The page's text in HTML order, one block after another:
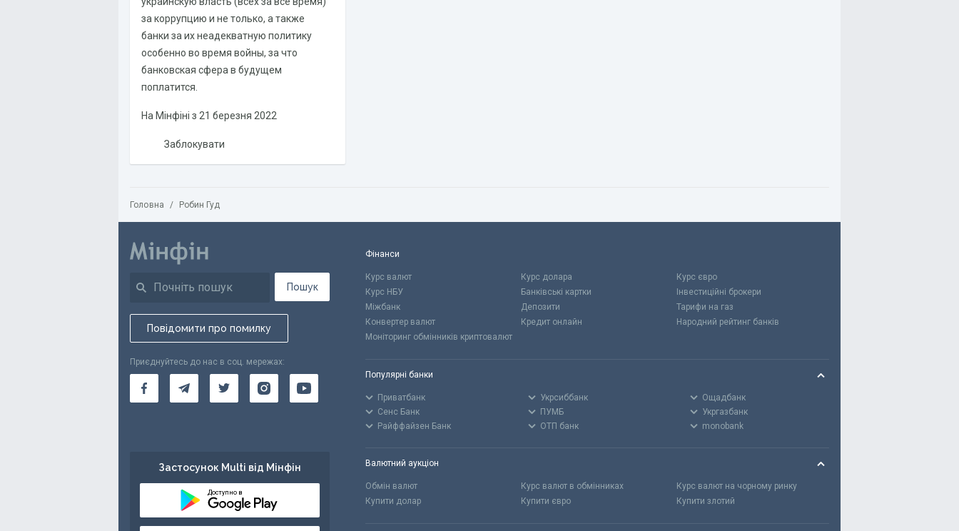
за коррупцию и не только, а также
банки за их неадекватную политику
особенно во время войны, за что
банковская сфера в будущем
поплатится.
На Мінфіні з 21 березня 2022
Заблокувати
Головна / Робин Гуд
Пошук
Повідомити про помилку
Приєднуйтесь до нас в соц. мережах:
Застосунок Multi від Мінфін
Доступно в
Фінанси
Курс валют Курс долара
Курс євро
Курс НБУ
Банківські картки
Інвестиційні брокери
Міжбанк
Депозити
Тарифи на газ
Конвертер валют
Кредит онлайн
Народний рейтинг банків
Моніторинг обмінників криптовалют
Популярні банки
Приватбанк Укрсиббанк
Ощадбанк
Сенс Банк
ПУМБ
Укргазбанк
Райффайзен Банк
ОТП банк monobank
Валютний аукціон
Обмін валют Курс валют в обмінниках
Курс валют на чорному ринку
Купити долар
Купити євро Купити злотий